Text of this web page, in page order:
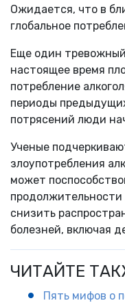
Ожидается, что в
глобальное
Еще один
настоящее время
потребление
периоды
потрясений люди
Ученые
злоупотребления
может
снизить
болезней, включая
ЧИТАЙТЕ
Пять мифов о